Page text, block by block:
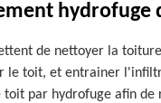
hydrofuge
de nettoyer la
toit, et entrainer
par hydrofuge afin